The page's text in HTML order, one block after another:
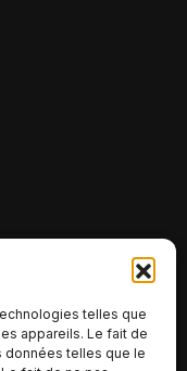
telles que
appareils. Le fait de
données telles que le